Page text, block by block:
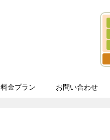
料金プラン お問い合わせ